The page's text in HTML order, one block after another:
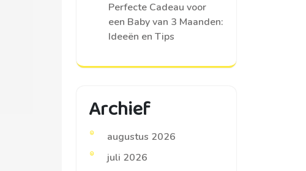
Perfecte Cadeau voor
een Baby van 3 Maanden:
Ideeën en Tips
Archief
augustus 2026
juli 2026